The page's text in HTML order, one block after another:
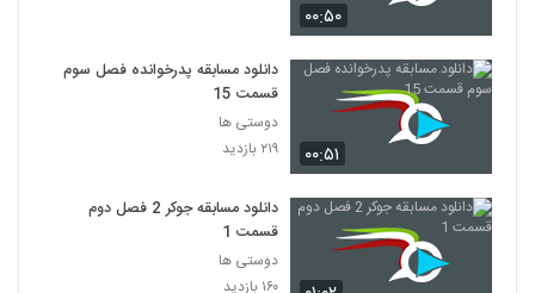
۰۰:۵۰
۰۰:۵۱
دانلود مسابقه پدرخوانده فصل سوم
قسمت 15
دوستی ها
۲۱۹ بازدید
دانلود مسابقه جوکر 2 فصل دوم
قسمت 1
دوستی ها
۱۶۰ بازدید